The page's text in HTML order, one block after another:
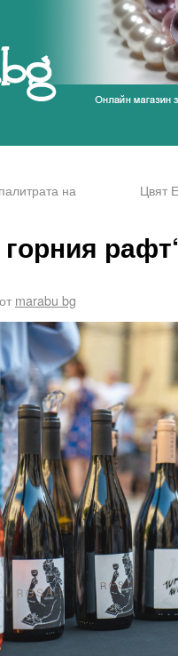
на
Цвят
от marabu bg